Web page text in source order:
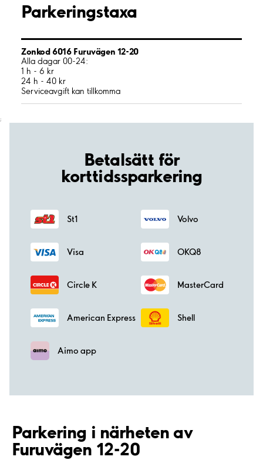
Parkeringstaxa
Zonkod 6016 Furuvägen 12-20
Alla dagar 00-24:
1 h - 6 kr
24 h - 40 kr
Serviceavgift kan tillkomma
;
Betalsätt för
korttidssparkering
St1 Volvo
Visa OKQ8
Circle K MasterCard
American Express Shell
Aimo app
Parkering i närheten av
Furuvägen 12-20